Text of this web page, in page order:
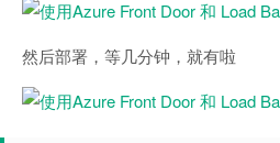
然后部署，等几分钟，就有啦